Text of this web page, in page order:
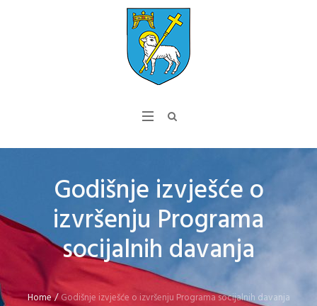
Godišnje izvješće o
izvršenju Programa
socijalnih davanja
Home/Godišnje izvješće o izvršenju Programa socijalnih davanja